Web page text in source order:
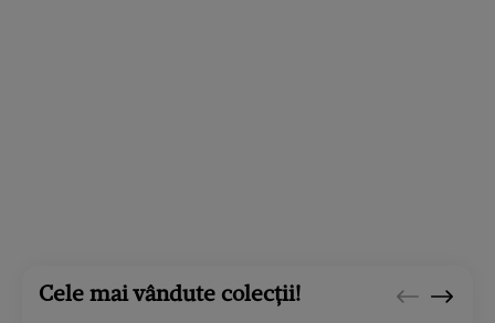
Cele mai vândute colecții!